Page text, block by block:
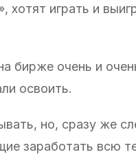
хотят играть и
бирже очень и
освоить.
но, сразу же
заработать всю